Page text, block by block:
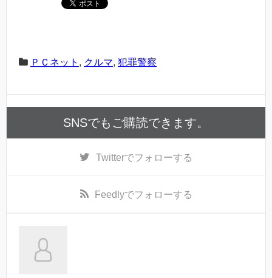
ＰＣネット , クルマ, 犯罪警察
SNSでもご購読できます。
Twitterでフォローする
Feedlyでフォローする